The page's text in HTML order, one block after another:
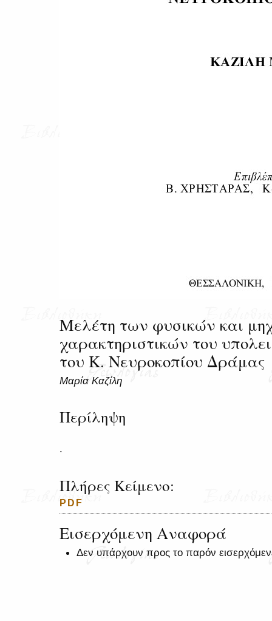
Μελέτη των φυσικών και
χαρακτηριστικών του
του Κ. Νευροκοπίου Δράμας
Μαρία Καζίλη
Περίληψη
.
Πλήρες Κείμενο:
PDF
Εισερχόμενη Αναφορά
Δεν υπάρχουν προς το παρόν